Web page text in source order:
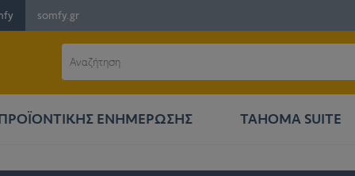
somfy.gr
ΕΝΗΜΈΡΩΣΗΣ TAHOMA SUITE